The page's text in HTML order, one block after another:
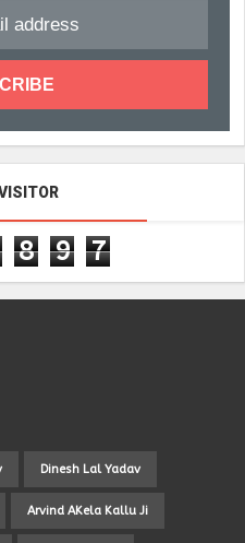
8 9 7
Dinesh Lal Yadav
Arvind AKela Kallu Ji